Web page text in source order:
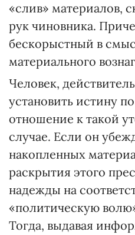
«слив» материалов,
рук чиновника.
бескорыстный в
материального
Человек,
установить истину
отношение к такой
случае. Если он
накопленных
раскрытия этого
надежды на
«политическую
Тогда, выдавая